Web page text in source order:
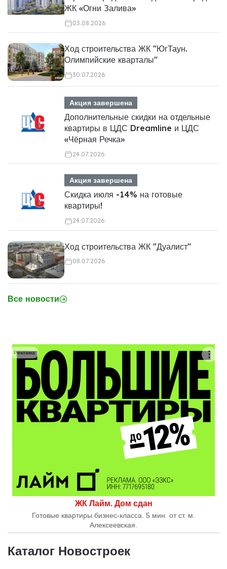
ЖК «Огни Залива»
03.08.2026
Ход строительства ЖК "ЮгТаун.
Олимпийские кварталы"
30.07.2026
Акция завершена
Дополнительные скидки на отдельные
квартиры в ЦДС Dreamline и ЦДС
«Чёрная Речка»
24.07.2026
Акция завершена
Скидка июля -14% на готовые
квартиры!
24.07.2026
Ход строительства ЖК "Дуалист"
08.07.2026
Все новости
ЖК Лайм. Дом сдан
Готовые квартиры бизнес-класса. 5 мин. от ст. м.
Алексеевская.
Реклама
Каталог Новостроек